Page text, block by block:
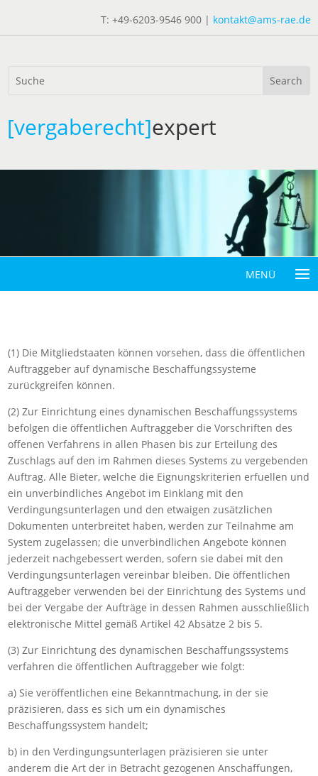
T: +49-6203-9546 900 | kontakt@ams-rae.de
[vergaberecht]expert
(1) Die Mitgliedstaaten können vorsehen, dass die öffentlichen
Auftraggeber auf dynamische Beschaffungssysteme
zurückgreifen können.
(2) Zur Einrichtung eines dynamischen Beschaffungssystems
befolgen die öffentlichen Auftraggeber die Vorschriften des
offenen Verfahrens in allen Phasen bis zur Erteilung des
Zuschlags auf den im Rahmen dieses Systems zu vergebenden
Auftrag. Alle Bieter, welche die Eignungskriterien erfuellen und
ein unverbindliches Angebot im Einklang mit den
Verdingungsunterlagen und den etwaigen zusätzlichen
Dokumenten unterbreitet haben, werden zur Teilnahme am
System zugelassen; die unverbindlichen Angebote können
jederzeit nachgebessert werden, sofern sie dabei mit den
Verdingungsunterlagen vereinbar bleiben. Die öffentlichen
Auftraggeber verwenden bei der Einrichtung des Systems und
bei der Vergabe der Aufträge in dessen Rahmen ausschließlich
elektronische Mittel gemäß Artikel 42 Absätze 2 bis 5.
(3) Zur Einrichtung des dynamischen Beschaffungssystems
verfahren die öffentlichen Auftraggeber wie folgt:
a) Sie veröffentlichen eine Bekanntmachung, in der sie
präzisieren, dass es sich um ein dynamisches
Beschaffungssystem handelt;
b) in den Verdingungsunterlagen präzisieren sie unter
anderem die Art der in Betracht gezogenen Anschaffungen,